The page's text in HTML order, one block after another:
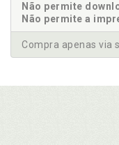
Não permite
Não permite a
Compra apenas via